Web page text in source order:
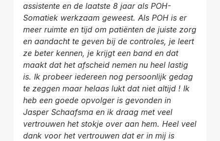
assistente en de laatste 8 jaar als POH-
Somatiek werkzaam geweest. Als POH is er
meer ruimte en tijd om patiënten de juiste zorg
en aandacht te geven bij de controles, je leert
ze beter kennen, je krijgt een band en dat
maakt dat het afscheid nemen nu heel lastig
is. Ik probeer iedereen nog persoonlijk gedag
te zeggen maar helaas lukt dat niet altijd ! Ik
heb een goede opvolger is gevonden in
Jasper Schaafsma en ik draag met veel
vertrouwen het stokje over aan hem. Heel veel
dank voor het vertrouwen dat er in mij is